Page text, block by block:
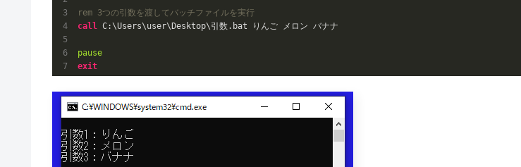
rem 3つの引数を渡してバッチファイルを実行
call
C:\Users\user\Desktop\引数.bat りんご メロン バナナ
pause
exit